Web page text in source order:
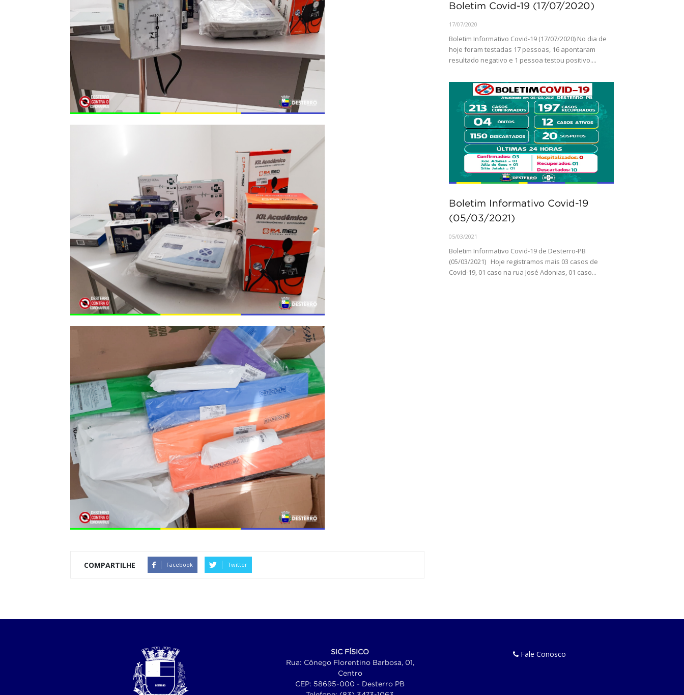
COMPARTILHE Facebook Twitter
Boletim Covid-19 (17/07/2020)
17/07/2020
Boletim Informativo Covid-19 (17/07/2020) No dia de
hoje foram testadas 17 pessoas, 16 apontaram
resultado negativo e 1 pessoa testou positivo....
Boletim Informativo Covid-19
(05/03/2021)
05/03/2021
Boletim Informativo Covid-19 de Desterro-PB
(05/03/2021) Hoje registramos mais 03 casos de
Covid-19, 01 caso na rua José Adonias, 01 caso...
SIC FÍSICO
Rua: Cônego Florentino Barbosa, 01,
Centro
CEP: 58695-000 - Desterro PB
Fale Conosco